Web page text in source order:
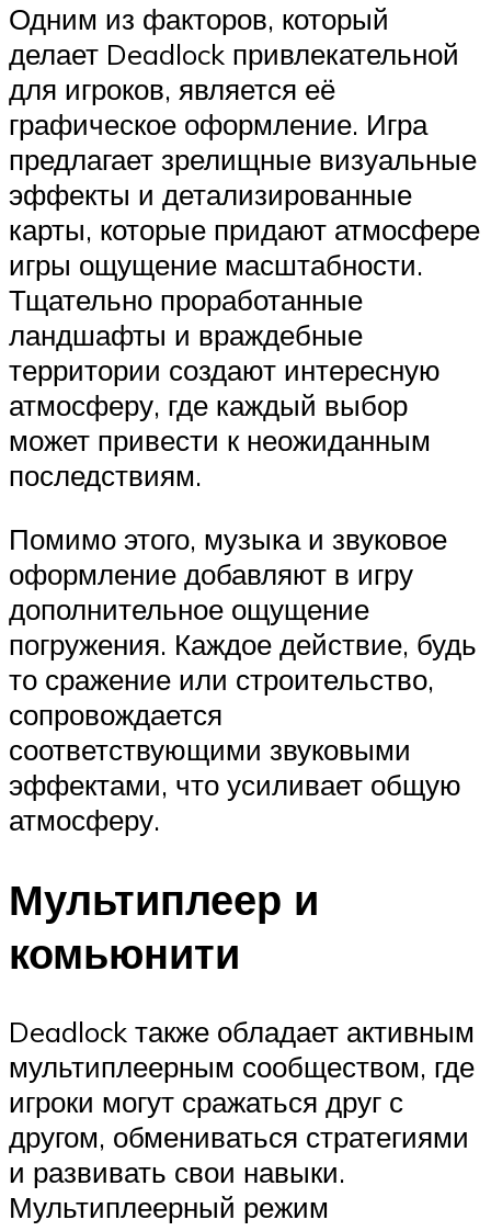
Одним из факторов, который
делает Deadlock привлекательной
для игроков, является её
графическое оформление. Игра
предлагает зрелищные визуальные
эффекты и детализированные
карты, которые придают атмосфере
игры ощущение масштабности.
Тщательно проработанные
ландшафты и враждебные
территории создают интересную
атмосферу, где каждый выбор
может привести к неожиданным
последствиям.
Помимо этого, музыка и звуковое
оформление добавляют в игру
дополнительное ощущение
погружения. Каждое действие, будь
то сражение или строительство,
сопровождается
соответствующими звуковыми
эффектами, что усиливает общую
атмосферу.
Мультиплеер и
комьюнити
Deadlock также обладает активным
мультиплеерным сообществом, где
игроки могут сражаться друг с
другом, обмениваться стратегиями
и развивать свои навыки.
Мультиплеерный режим